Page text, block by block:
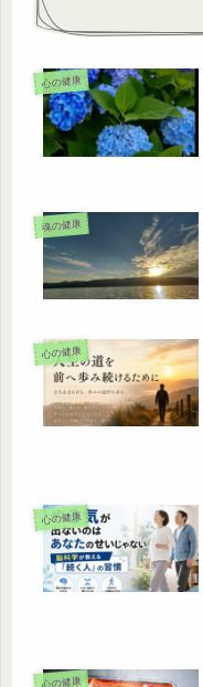
心の健康
魂の健康
心の健康
心の健康
心の健康